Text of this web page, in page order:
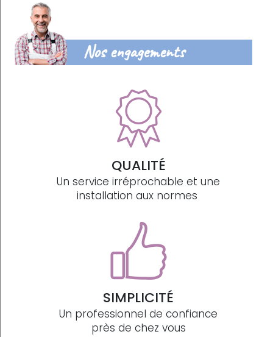
Nos engagements
QUALITÉ
Un service irréprochable et une
installation aux normes
SIMPLICITÉ
Un professionnel de confiance
près de chez vous